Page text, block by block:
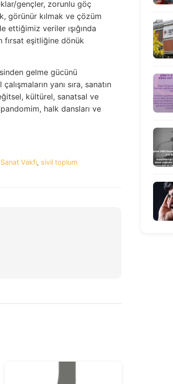
gençler, zorunlu göç
görünür kılmak ve çözüm
ettiğimiz veriler ışığında
fırsat eşitliğine dönük
gelme gücünü
yanı sıra, sanatın
kültürel, sanatsal ve
halk dansları ve
Vakfı, sivil toplum